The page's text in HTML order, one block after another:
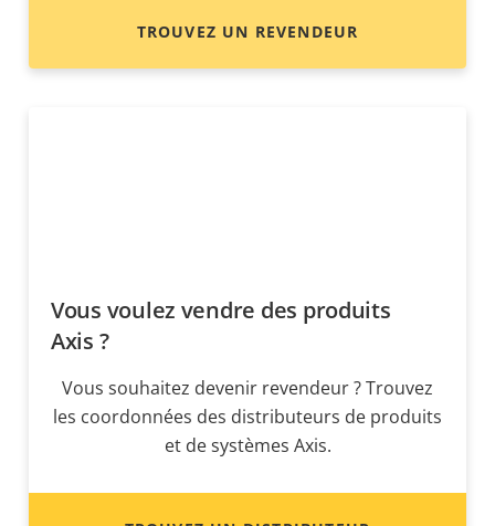
TROUVEZ UN REVENDEUR
Vous voulez vendre des produits
Axis ?
Vous souhaitez devenir revendeur ? Trouvez
les coordonnées des distributeurs de produits
et de systèmes Axis.